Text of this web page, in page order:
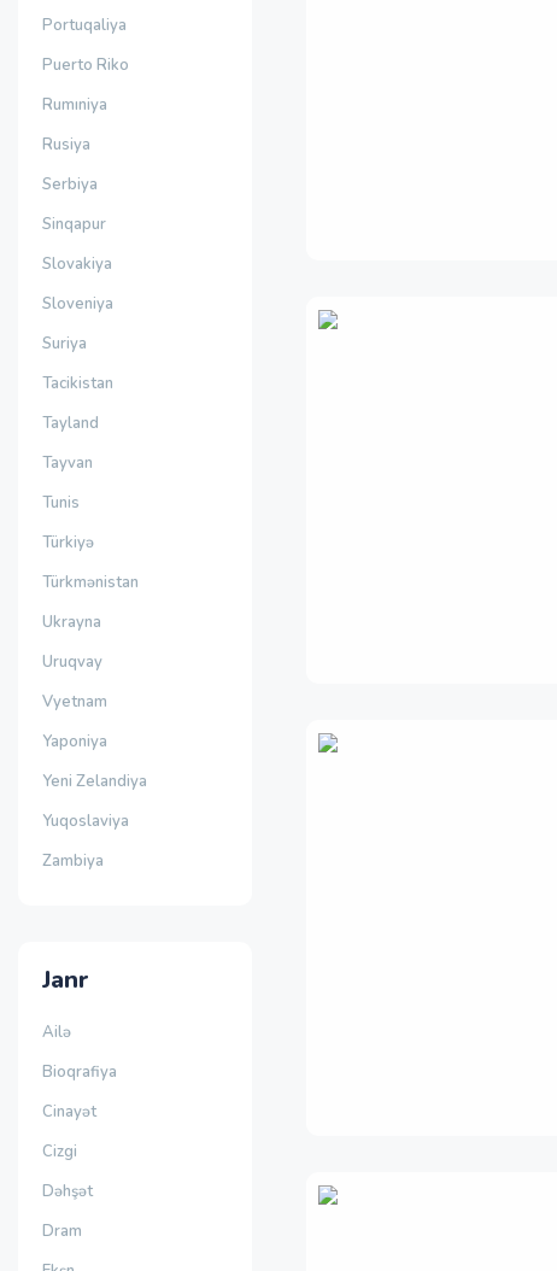
Portuqaliya
Puerto Riko
Rumıniya
Rusiya
Serbiya
Sinqapur
Slovakiya
Sloveniya
Suriya
Tacikistan
Tayland
Tayvan
Tunis
Türkiyə
Türkmənistan
Ukrayna
Uruqvay
Vyetnam
Yaponiya
Yeni Zelandiya
Yuqoslaviya
Zambiya
Janr
Ailə
Bioqrafiya
Cinayət
Cizgi
Dəhşət
Dram